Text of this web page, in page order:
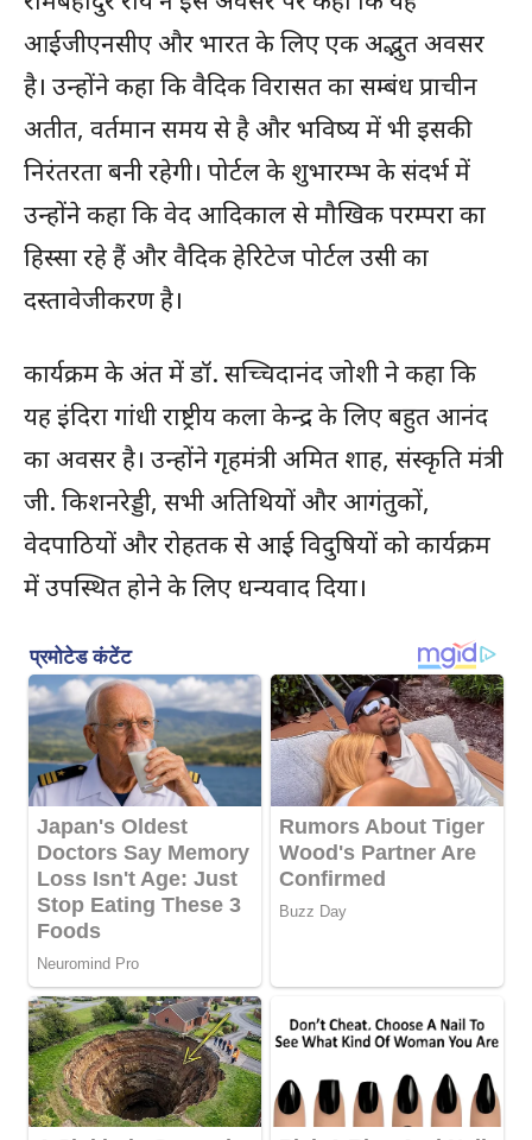
आईजीएनसीए और भारत के लिए एक अद्भुत अवसर
है। उन्होंने कहा कि वैदिक विरासत का सम्बंध प्राचीन
अतीत, वर्तमान समय से है और भविष्य में भी इसकी
निरंतरता बनी रहेगी। पोर्टल के शुभारम्भ के संदर्भ में
उन्होंने कहा कि वेद आदिकाल से मौखिक परम्परा का
हिस्सा रहे हैं और वैदिक हेरिटेज पोर्टल उसी का
दस्तावेजीकरण है।
कार्यक्रम के अंत में डॉ. सच्चिदानंद जोशी ने कहा कि
यह इंदिरा गांधी राष्ट्रीय कला केन्द्र के लिए बहुत आनंद
का अवसर है। उन्होंने गृहमंत्री अमित शाह, संस्कृति मंत्री
जी. किशनरेड्डी, सभी अतिथियों और आगंतुकों,
वेदपाठियों और रोहतक से आई विदुषियों को कार्यक्रम
में उपस्थित होने के लिए धन्यवाद दिया।